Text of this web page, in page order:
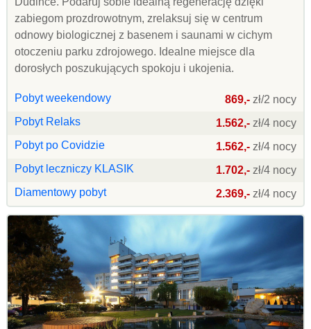
zabiegom prozdrowotnym, zrelaksuj się w centrum
odnowy biologicznej z basenem i saunami w cichym
otoczeniu parku zdrojowego. Idealne miejsce dla
dorosłych poszukujących spokoju i ukojenia.
Pobyt weekendowy 869,- zł/2 nocy
Pobyt Relaks
1.562,- zł/4 nocy
Pobyt po Covidzie
1.562,- zł/4 nocy
Pobyt leczniczy KLASIK
1.702,- zł/4 nocy
Diamentowy pobyt
2.369,- zł/4 nocy